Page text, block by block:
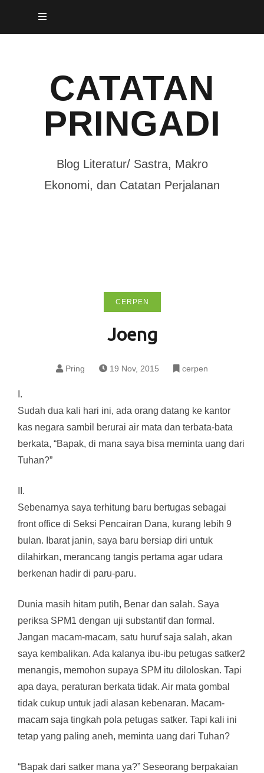
CATATAN
PRINGADI
Blog Literatur/ Sastra, Makro
Ekonomi, dan Catatan Perjalanan
CERPEN
Joeng
Pring 19 Nov, 2015 cerpen
I.
Sudah dua kali hari ini, ada orang datang ke kantor
kas negara sambil berurai air mata dan terbata-bata
berkata, “Bapak, di mana saya bisa meminta uang dari
Tuhan?”
II.
Sebenarnya saya terhitung baru bertugas sebagai
front office di Seksi Pencairan Dana, kurang lebih 9
bulan. Ibarat janin, saya baru bersiap diri untuk
dilahirkan, merancang tangis pertama agar udara
berkenan hadir di paru-paru.
Dunia masih hitam putih, Benar dan salah. Saya
periksa SPM1 dengan uji substantif dan formal.
Jangan macam-macam, satu huruf saja salah, akan
saya kembalikan. Ada kalanya ibu-ibu petugas satker2
menangis, memohon supaya SPM itu diloloskan. Tapi
apa daya, peraturan berkata tidak. Air mata gombal
tidak cukup untuk jadi alasan kebenaran. Macam-
macam saja tingkah pola petugas satker. Tapi kali ini
tetap yang paling aneh, meminta uang dari Tuhan?
“Bapak dari satker mana ya?” Seseorang berpakaian